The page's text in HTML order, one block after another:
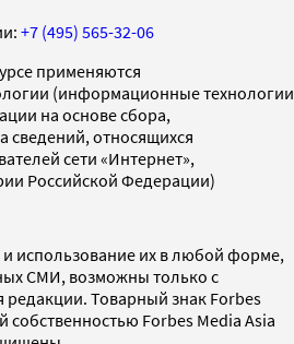
+7 (495) 565-32-06
применяются
(информационные технологии
на основе сбора,
сведений, относящихся
сети «Интернет»,
Российской Федерации)
использование их в любой форме,
СМИ, возможны только с
Товарный знак Forbes
собственностью Forbes Media Asia